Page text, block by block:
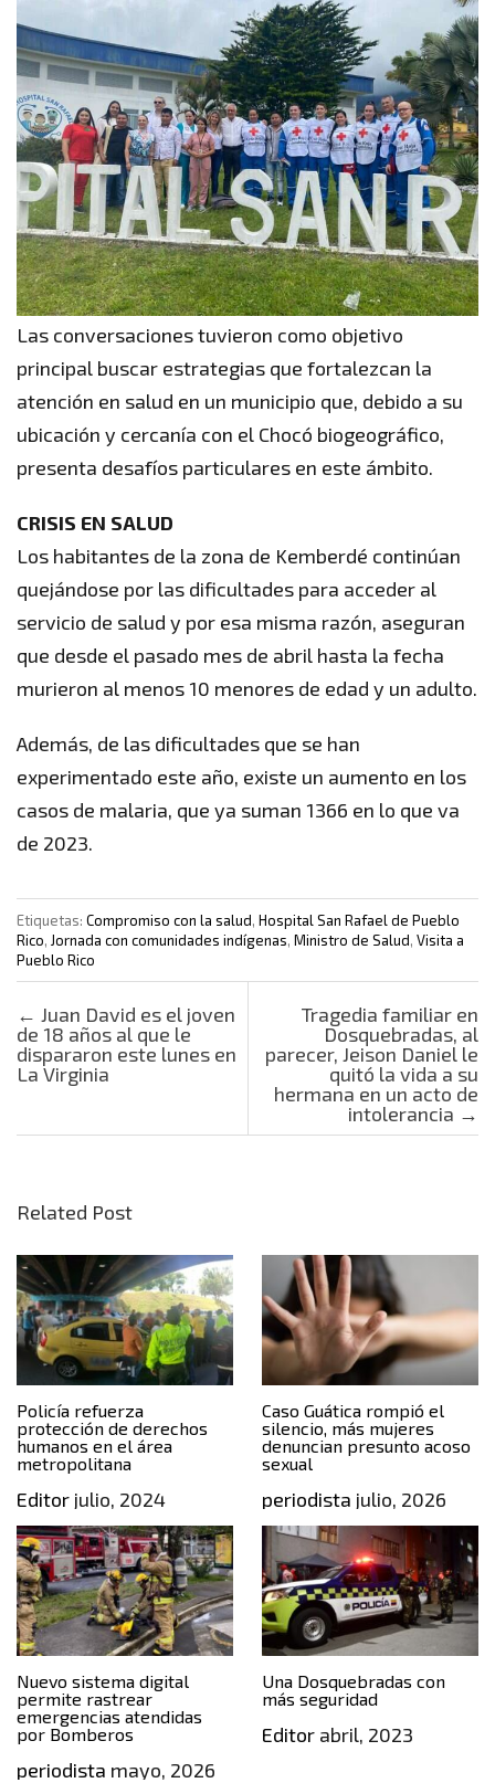
Las conversaciones tuvieron como objetivo
principal buscar estrategias que fortalezcan la
atención en salud en un municipio que, debido a su
ubicación y cercanía con el Chocó biogeográfico,
presenta desafíos particulares en este ámbito.
CRISIS EN SALUD
Los habitantes de la zona de Kemberdé continúan
quejándose por las dificultades para acceder al
servicio de salud y por esa misma razón, aseguran
que desde el pasado mes de abril hasta la fecha
murieron al menos 10 menores de edad y un adulto.
Además, de las dificultades que se han
experimentado este año, existe un aumento en los
casos de malaria, que ya suman 1366 en lo que va
de 2023.
Etiquetas: Compromiso con la salud, Hospital San Rafael de Pueblo
Rico, Jornada con comunidades indígenas, Ministro de Salud, Visita a
Pueblo Rico
Post navigation
← Juan David es el joven
de 18 años al que le
dispararon este lunes en
La Virginia
Tragedia familiar en
Dosquebradas, al
parecer, Jeison Daniel le
quitó la vida a su
hermana en un acto de
intolerancia →
Related Post
Policía refuerza
protección de derechos
humanos en el área
metropolitana
Editor julio, 2024
Caso Guática rompió el
silencio, más mujeres
denuncian presunto acoso
sexual
periodista julio, 2026
­Nuevo sistema digital
permite rastrear
emergencias atendidas
por Bomberos
periodista mayo, 2026
Una Dosquebradas con
más seguridad
Editorabril, 2023